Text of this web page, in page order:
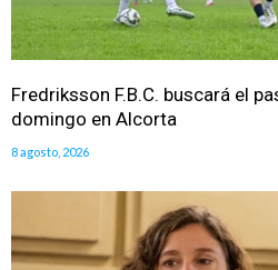
Fredriksson F.B.C. buscará el
domingo en Alcorta
8 agosto, 2026